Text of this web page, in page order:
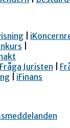
Fråga Juristen
iFinans